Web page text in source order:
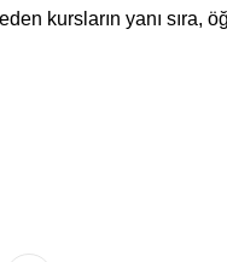
kursların yanı sıra,